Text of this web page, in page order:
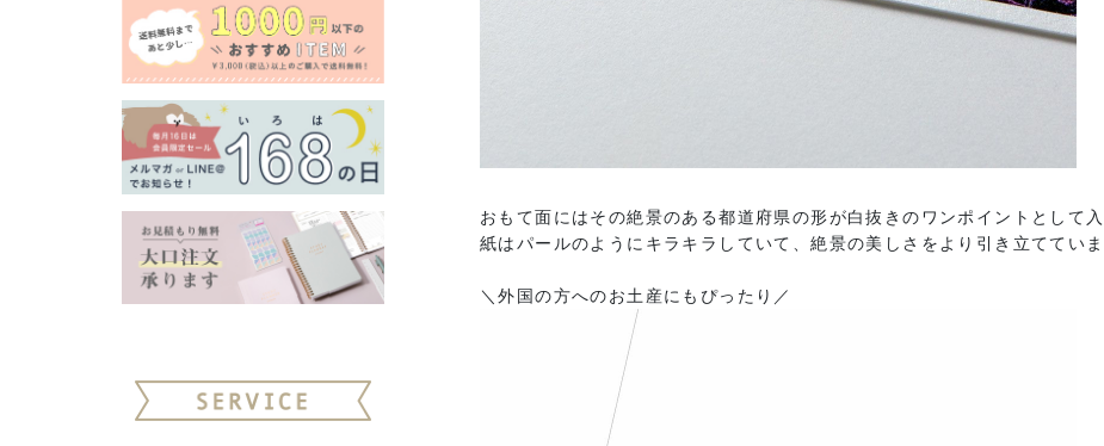
おもて面にはその絶景のある都道府県の形が白抜きのワンポイントとして入
紙はパールのようにキラキラしていて、絶景の美しさをより引き立てていま
＼外国の方へのお土産にもぴったり／